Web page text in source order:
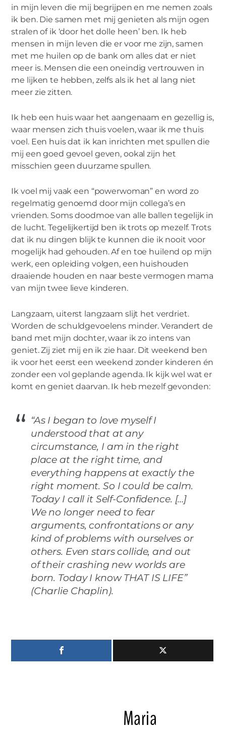
in mijn leven die mij begrijpen en me nemen zoals
ik ben. Die samen met mij genieten als mijn ogen
stralen of ik ‘door het dolle heen’ ben. Ik heb
mensen in mijn leven die er voor me zijn, samen
met me huilen op de bank om alles dat er niet
meer is. Mensen die een oneindig vertrouwen in
me lijken te hebben, zelfs als ik het al lang niet
meer zie zitten.
Ik heb een huis waar het aangenaam en gezellig is,
waar mensen zich thuis voelen, waar ik me thuis
voel. Een huis dat ik kan inrichten met spullen die
mij een goed gevoel geven, ookal zijn het
misschien geen duurzame spullen.
Ik voel mij vaak een “powerwoman” en word zo
regelmatig genoemd door mijn collega’s en
vrienden. Soms doodmoe van alle ballen tegelijk in
de lucht. Tegelijkertijd ben ik trots op mezelf. Trots
dat ik nu dingen blijk te kunnen die ik nooit voor
mogelijk had gehouden. Af en toe huilend op mijn
werk, een opleiding volgen, een huishouden
draaiende houden en naar beste vermogen mama
van mijn twee lieve kinderen.
Langzaam, uiterst langzaam slijt het verdriet.
Worden de schuldgevoelens minder. Verandert de
band met mijn dochter, waar ik zo intens van
geniet. Zij ziet mij en ik zie haar. Dit weekend ben
ik voor het eerst een weekend zonder kinderen én
zonder een vol geplande agenda. Ik kijk wel wat er
komt en geniet daarvan. Ik heb mezelf gevonden:
“As I began to love myself I
understood that at any
circumstance, I am in the right
place at the right time, and
everything happens at exactly the
right moment. So I could be calm.
Today I call it Self-Confidence. […]
We no longer need to fear
arguments, confrontations or any
kind of problems with ourselves or
others. Even stars collide, and out
of their crashing new worlds are
born. Today I know THAT IS LIFE”
(Charlie Chaplin).
Maria